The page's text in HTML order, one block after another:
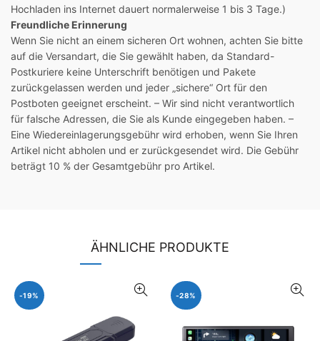
Hochladen ins Internet dauert normalerweise 1 bis 3 Tage.)
Freundliche Erinnerung
Wenn Sie nicht an einem sicheren Ort wohnen, achten Sie bitte
auf die Versandart, die Sie gewählt haben, da Standard-
Postkuriere keine Unterschrift benötigen und Pakete
zurückgelassen werden und jeder „sichere“ Ort für den
Postboten geeignet erscheint. – Wir sind nicht verantwortlich
für falsche Adressen, die Sie als Kunde eingegeben haben. –
Eine Wiedereinlagerungsgebühr wird erhoben, wenn Sie Ihren
Artikel nicht abholen und er zurückgesendet wird. Die Gebühr
beträgt 10 % der Gesamtgebühr pro Artikel.
ÄHNLICHE PRODUKTE
-19% -28%